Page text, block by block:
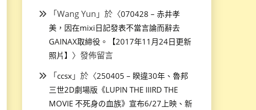
「Wang Yun 」於〈070428 – 赤井孝
美，因在mixi日記發表不當言論而辭去
GAINAX取締役。【2017年11月24日更新
照片】 〉發佈留言
「ccsx」於〈250405 – 睽違30年、魯邦
三世2D劇場版《LUPIN THE IIIRD THE
MOVIE 不死身の血族》宣布6/27上映、新